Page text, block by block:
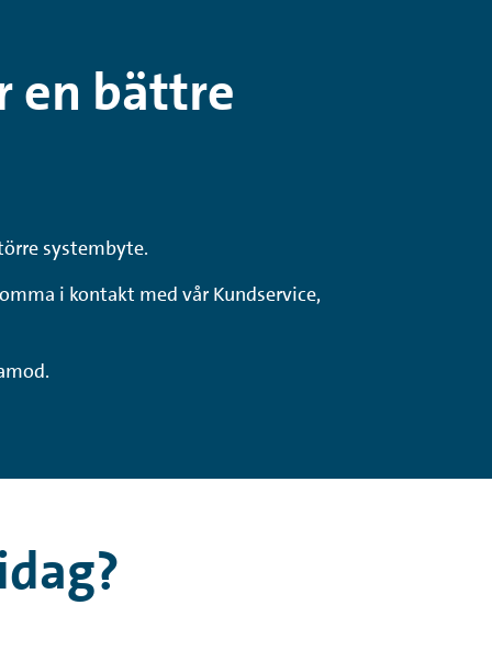
en bättre
systembyte.
i kontakt med vår Kundservice,